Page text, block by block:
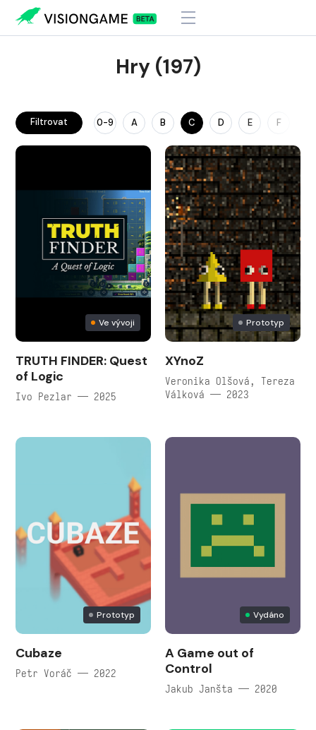
Hry (197)
Filtrovat 0-9 A B C D E F
Ve vývoji
TRUTH FINDER: Quest
of Logic
Ivo Pezlar — 2025
Prototyp
XYnoZ
Veronika Olšová, Tereza
Válková — 2023
Prototyp
Cubaze
Petr Voráč — 2022
Vydáno
A Game out of
Control
Jakub Janšta — 2020